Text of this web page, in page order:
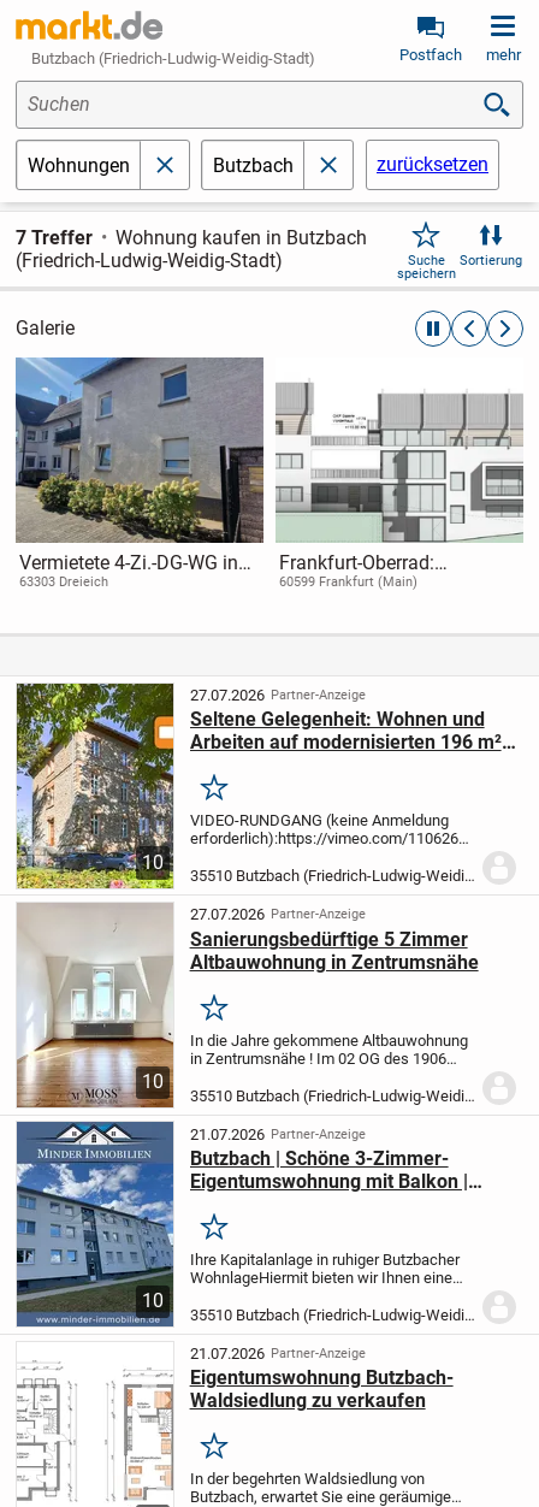
Butzbach (Friedrich-Ludwig-Weidig-Stadt) Postfach mehr
Suchen
Wohnungen schließenButzbach schließenzurücksetzen
7 Treffer
Wohnung kaufen in Butzbach
(Friedrich-Ludwig-Weidig-Stadt)
Suche
speichern
Sortierung
Galerie automatische
Vermietete 4-Zi.-DG-WG in
Top-Lage von Götzenhain!
63303 Dreieich
Frankfurt-Oberrad:
Attraktive 3 Zimmer
zentraler Lage
60599 Frankfurt (Main)
10
27.07.2026 Partner-Anzeige
Seltene Gelegenheit: Wohnen und
Arbeiten auf modernisierten 196 m²
Merken
VIDEO-RUNDGANG (keine Anmeldung
erforderlich):https://vimeo.com/1106268607/
unter "Ergänzende Links"
anklickenBesichtigung ohne Wartezeit
und...
35510 Butzbach (Friedrich-Ludwig-Weidig-Stadt)
10
27.07.2026 Partner-Anzeige
Sanierungsbedürftige 5 Zimmer
Altbauwohnung in Zentrumsnähe
Merken
In die Jahre gekommene Altbauwohnung
in Zentrumsnähe ! Im 02 OG des 1906
angebotene Wohnung.Mit ihrer
zentrumsnahen Lage insgesamt 5
Zimmern ist sie das ideale zu...
35510 Butzbach (Friedrich-Ludwig-Weidig-Stadt)
10
21.07.2026 Partner-Anzeige
Butzbach | Schöne 3-Zimmer-
Eigentumswohnung mit Balkon |
Merken
Ihre Kapitalanlage in ruhiger Butzbacher
WohnlageHiermit bieten wir Ihnen eine
ruhiger Wohnlage von Butzbach zum Kauf
an.Die Wohnung befindet sich im 2....
35510 Butzbach (Friedrich-Ludwig-Weidig-Stadt)
21.07.2026 Partner-Anzeige
Eigentumswohnung Butzbach-
Waldsiedlung zu verkaufen
Merken
In der begehrten Waldsiedlung von
Butzbach, erwartet Sie eine geräumige